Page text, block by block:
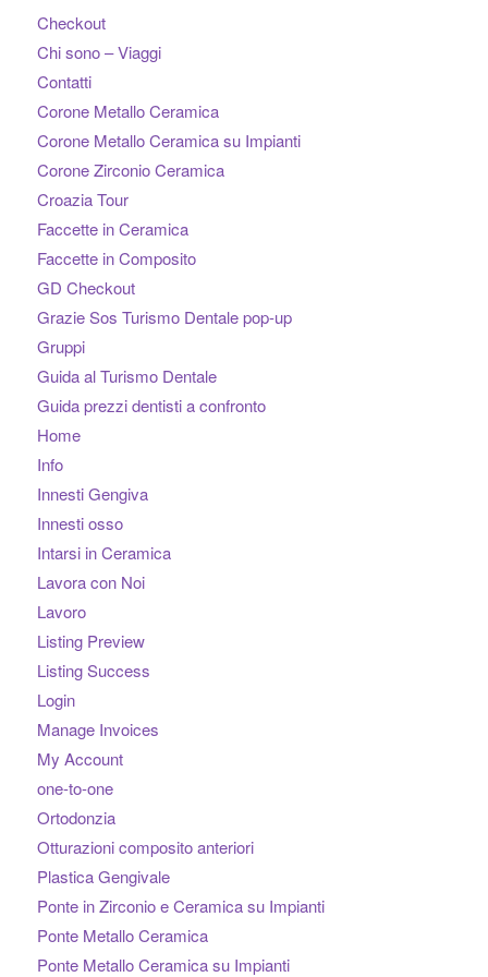
Checkout
Chi sono – Viaggi
Contatti
Corone Metallo Ceramica
Corone Metallo Ceramica su Impianti
Corone Zirconio Ceramica
Croazia Tour
Faccette in Ceramica
Faccette in Composito
GD Checkout
Grazie Sos Turismo Dentale pop-up
Gruppi
Guida al Turismo Dentale
Guida prezzi dentisti a confronto
Home
Info
Innesti Gengiva
Innesti osso
Intarsi in Ceramica
Lavora con Noi
Lavoro
Listing Preview
Listing Success
Login
Manage Invoices
My Account
one-to-one
Ortodonzia
Otturazioni composito anteriori
Plastica Gengivale
Ponte in Zirconio e Ceramica su Impianti
Ponte Metallo Ceramica
Ponte Metallo Ceramica su Impianti